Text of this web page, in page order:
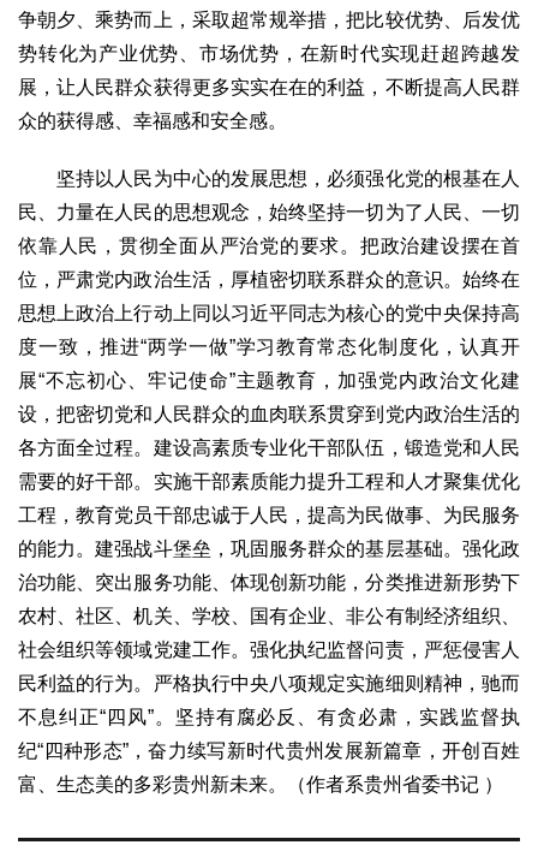
争朝夕、乘势而上，采取超常规举措，把比较优势、后发优
势转化为产业优势、市场优势，在新时代实现赶超跨越发
展，让人民群众获得更多实实在在的利益，不断提高人民群
众的获得感、幸福感和安全感。
坚持以人民为中心的发展思想，必须强化党的根基在人
民、力量在人民的思想观念，始终坚持一切为了人民、一切
依靠人民，贯彻全面从严治党的要求。把政治建设摆在首
位，严肃党内政治生活，厚植密切联系群众的意识。始终在
思想上政治上行动上同以习近平同志为核心的党中央保持高
度一致，推进“两学一做”学习教育常态化制度化，认真开
展“不忘初心、牢记使命”主题教育，加强党内政治文化建
设，把密切党和人民群众的血肉联系贯穿到党内政治生活的
各方面全过程。建设高素质专业化干部队伍，锻造党和人民
需要的好干部。实施干部素质能力提升工程和人才聚集优化
工程，教育党员干部忠诚于人民，提高为民做事、为民服务
的能力。建强战斗堡垒，巩固服务群众的基层基础。强化政
治功能、突出服务功能、体现创新功能，分类推进新形势下
农村、社区、机关、学校、国有企业、非公有制经济组织、
社会组织等领域党建工作。强化执纪监督问责，严惩侵害人
民利益的行为。严格执行中央八项规定实施细则精神，驰而
不息纠正“四风”。坚持有腐必反、有贪必肃，实践监督执
纪“四种形态”，奋力续写新时代贵州发展新篇章，开创百姓
富、生态美的多彩贵州新未来。（作者系贵州省委书记 ）